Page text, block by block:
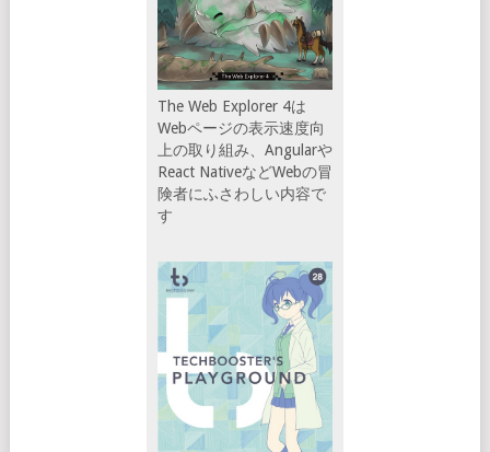
The Web Explorer 4は
Webページの表示速度向
上の取り組み、Angularや
React NativeなどWebの冒
険者にふさわしい内容で
す